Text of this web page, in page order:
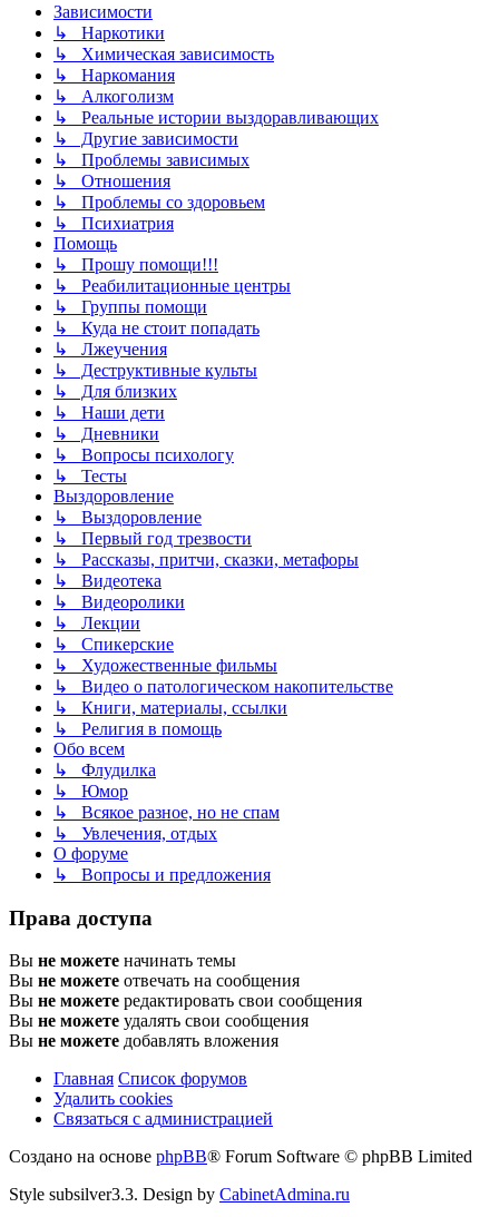
Зависимости
↳ Наркотики
↳ Химическая зависимость
↳ Наркомания
↳ Алкоголизм
↳ Реальные истории выздоравливающих
↳ Другие зависимости
↳ Проблемы зависимых
↳ Отношения
↳ Проблемы со здоровьем
↳ Психиатрия
Помощь
↳ Прошу помощи!!!
↳ Реабилитационные центры
↳ Группы помощи
↳ Куда не стоит попадать
↳ Лжеучения
↳ Деструктивные культы
↳ Для близких
↳ Наши дети
↳ Дневники
↳ Вопросы психологу
↳ Тесты
Выздоровление
↳ Выздоровление
↳ Первый год трезвости
↳ Рассказы, притчи, сказки, метафоры
↳ Видеотека
↳ Видеоролики
↳ Лекции
↳ Спикерские
↳ Художественные фильмы
↳ Видео о патологическом накопительстве
↳ Книги, материалы, ссылки
↳ Религия в помощь
Обо всем
↳ Флудилка
↳ Юмор
↳ Всякое разное, но не спам
↳ Увлечения, отдых
О форуме
↳ Вопросы и предложения
Права доступа
Вы не можете начинать темы
Вы не можете отвечать на сообщения
Вы не можете редактировать свои сообщения
Вы не можете удалять свои сообщения
Вы не можете добавлять вложения
Главная Список форумов
Удалить cookies
Связаться
администрацией
Связаться с администрацией
Создано на основе phpBB® Forum Software © phpBB Limited
Style subsilver3.3. Design by CabinetAdmina.ru